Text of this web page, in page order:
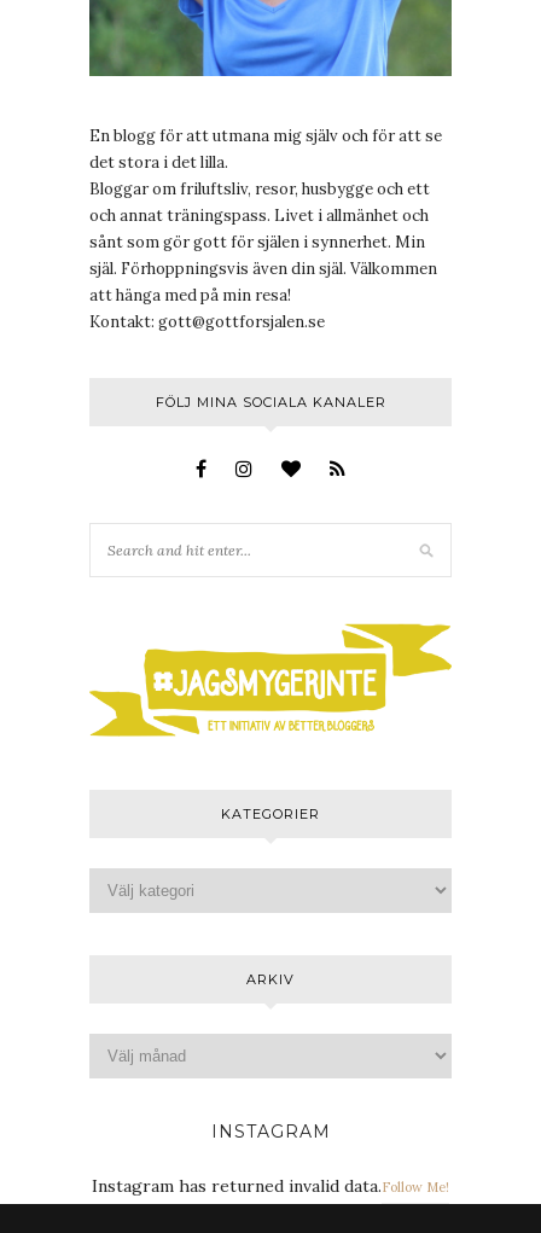
En blogg för att utmana mig själv och för att se
det stora i det lilla.
Bloggar om friluftsliv, resor, husbygge och ett
och annat träningspass. Livet i allmänhet och
sånt som gör gott för själen i synnerhet. Min
själ. Förhoppningsvis även din själ. Välkommen
att hänga med på min resa!
Kontakt: gott@gottforsjalen.se
FÖLJ MINA SOCIALA KANALER
KATEGORIER
ARKIV
INSTAGRAM
Instagram has returned invalid data.Follow Me!